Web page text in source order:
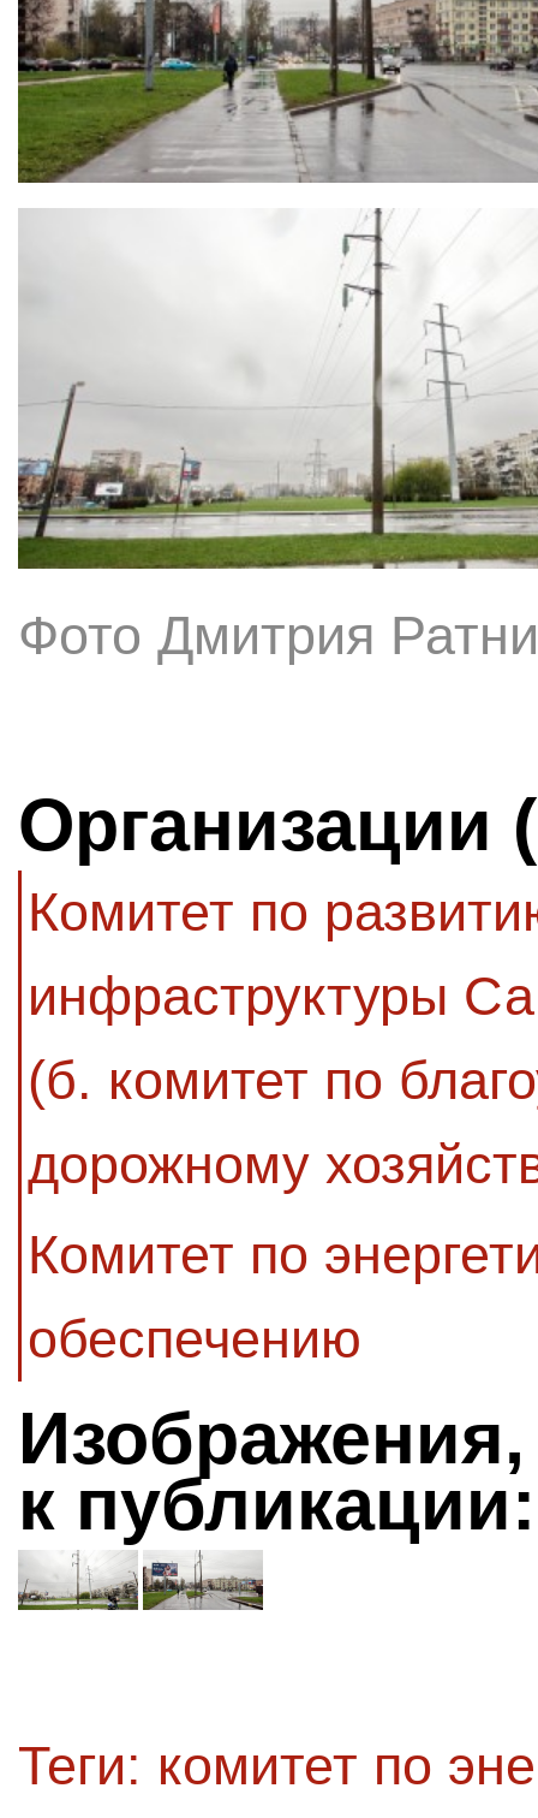
Фото Дмитрия
Организации
Комитет по
инфраструктуры
(б. комитет по
дорожному
Комитет по
обеспечению
к публикации:
Теги: комитет по